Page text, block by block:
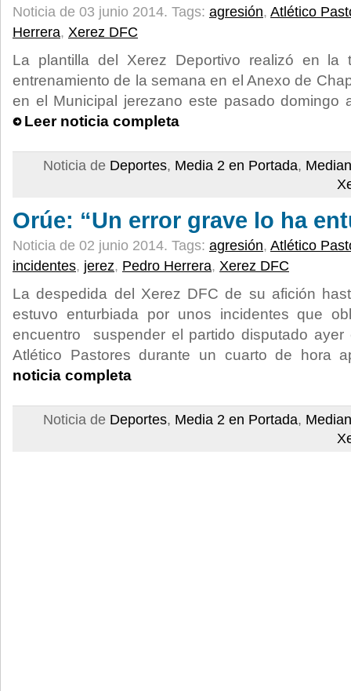
Noticia de 03 junio 2014. Tags: agresión, Atlético
Herrera, Xerez DFC
La plantilla del Xerez Deportivo realizó en la
entrenamiento de la semana en el Anexo de
en el Municipal jerezano este pasado domingo
Leer noticia completa
Noticia de Deportes, Media 2 en Portada,
Orúe: “Un error grave lo ha
Noticia de 02 junio 2014. Tags: agresión, Atlético
incidentes, jerez, Pedro Herrera, Xerez DFC
La despedida del Xerez DFC de su afición
estuvo enturbiada por unos incidentes que
encuentro suspender el partido disputado
Atlético Pastores durante un cuarto de hora
noticia completa
Noticia de Deportes, Media 2 en Portada,